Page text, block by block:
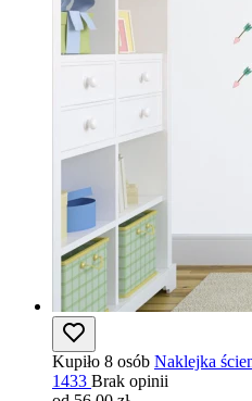
Kupiło 8 osób Naklejka
1433 Brak opinii